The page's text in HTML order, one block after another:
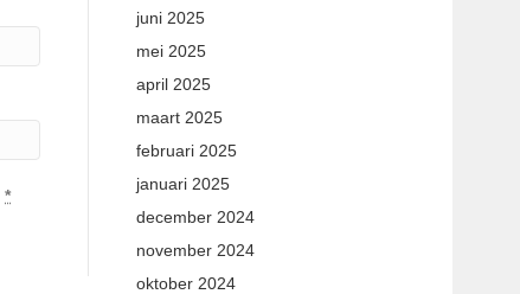
*
juni 2025
mei 2025
april 2025
maart 2025
februari 2025
januari 2025
december 2024
november 2024
oktober 2024